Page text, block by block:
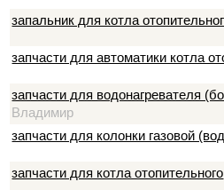
запальник для котла
запчасти для автоматики котла
запчасти для водонагревателя
Владимир
запчасти для колонки газовой
запчасти для котла отопительного